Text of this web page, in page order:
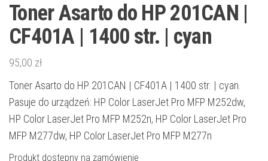
Toner Asarto do HP 201CAN |
CF401A | 1400 str. | cyan
95,00 zł
Toner Asarto do HP 201CAN | CF401A | 1400 str. | cyan.
Pasuje do urządzeń: HP Color LaserJet Pro MFP M252dw,
HP Color LaserJet Pro MFP M252n, HP Color LaserJet Pro
MFP M277dw, HP Color LaserJet Pro MFP M277n
Produkt dostępny na zamówienie